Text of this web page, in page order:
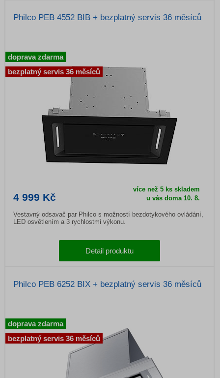
Philco PEB 4552 BIB + bezplatný servis 36 měsíců
4 999 Kč
více než 5 ks skladem
u vás doma 10. 8.
Vestavný odsavač par Philco s možností bezdotykového ovládání,
LED osvětlením a 3 rychlostmi výkonu.
Detail produktu
doprava zdarma
bezplatný servis 36 měsíců
Philco PEB 6252 BIX + bezplatný servis 36 měsíců
doprava zdarma
bezplatný servis 36 měsíců